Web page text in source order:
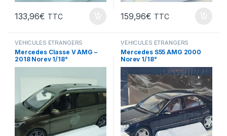
133,96€ TTC 159,96€ TTC
VÉHICULES ÉTRANGERS
(voitures,camions ...)
Mercedes Classe V AMG –
2018 Norev 1/18°
VÉHICULES ÉTRANGERS
(voitures,camions ...)
Mercedes S55 AMG 2000
Norev 1/18°